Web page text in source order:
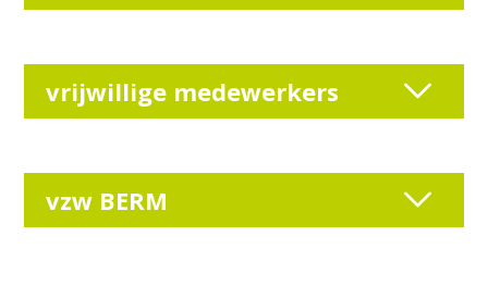
vrijwillige medewerkers
vzw BERM